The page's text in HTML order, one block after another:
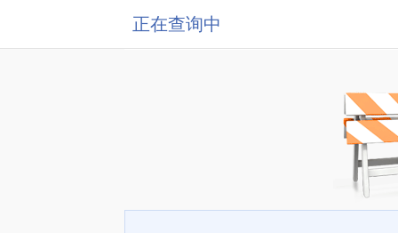
正在查询中